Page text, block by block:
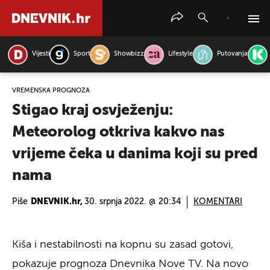
Vijesti Sport Showbizz Lifestyle Putovanja
VREMENSKA PROGNOZA
Stigao kraj osvježenju:
Meteorolog otkriva kakvo nas
vrijeme čeka u danima koji su pred
nama
Piše DNEVNIK.hr, 30. srpnja 2022. @ 20:34 KOMENTARI
Kiša i nestabilnosti na kopnu su zasad gotovi,
pokazuje prognoza Dnevnika Nove TV. Na novo
PRETRAŽITE VIJESTI